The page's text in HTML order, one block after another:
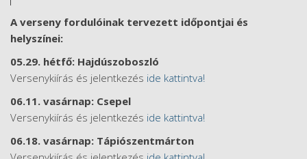
A verseny fordulóinak tervezett időpontjai és
helyszínei:
05.29. hétfő: Hajdúszoboszló
Versenykiírás és jelentkezés ide kattintva!
06.11. vasárnap: Csepel
Versenykiírás és jelentkezés ide kattintva!
06.18. vasárnap: Tápiószentmárton